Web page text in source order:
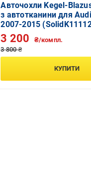
Авточохли Kegel-
з автотканини для
2007-2015
3 800 ₴
3 200 ₴/компл.
КУПИТИ